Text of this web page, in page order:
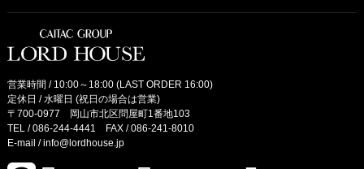
営業時間 / 10:00～18:00 (LAST ORDER 16:00)
定休日 / 水曜日 (祝日の場合は営業)
〒700-0977 岡山市北区問屋町1番地103
TEL /086-244-4441 FAX / 086-241-8010
E-mail /info@lordhouse.jp